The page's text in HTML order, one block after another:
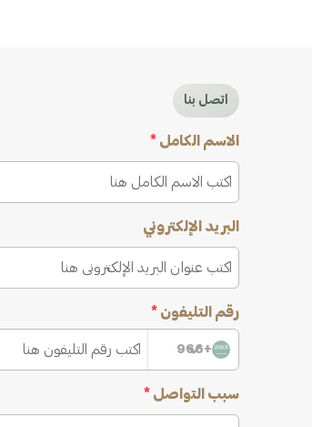
اتصل بنا
الاسم الكامل *
البريد الإلكتروني
رقم التليفون *
+966
سبب التواصل *